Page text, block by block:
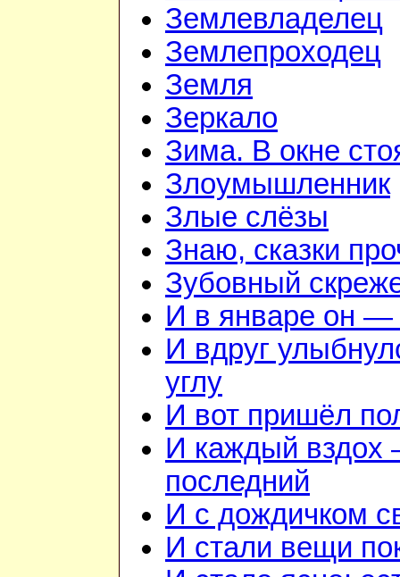
Землевладелец
Землепроходец
Земля
Зеркало
Зима. В окне
Злоумышленник
Злые слёзы
Знаю, сказки
Зубовный
И в январе он —
И вдруг
углу
И вот пришёл
И каждый вздох
последний
И с дождичком
И стали вещи